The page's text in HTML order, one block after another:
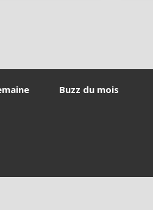
Buzz du mois